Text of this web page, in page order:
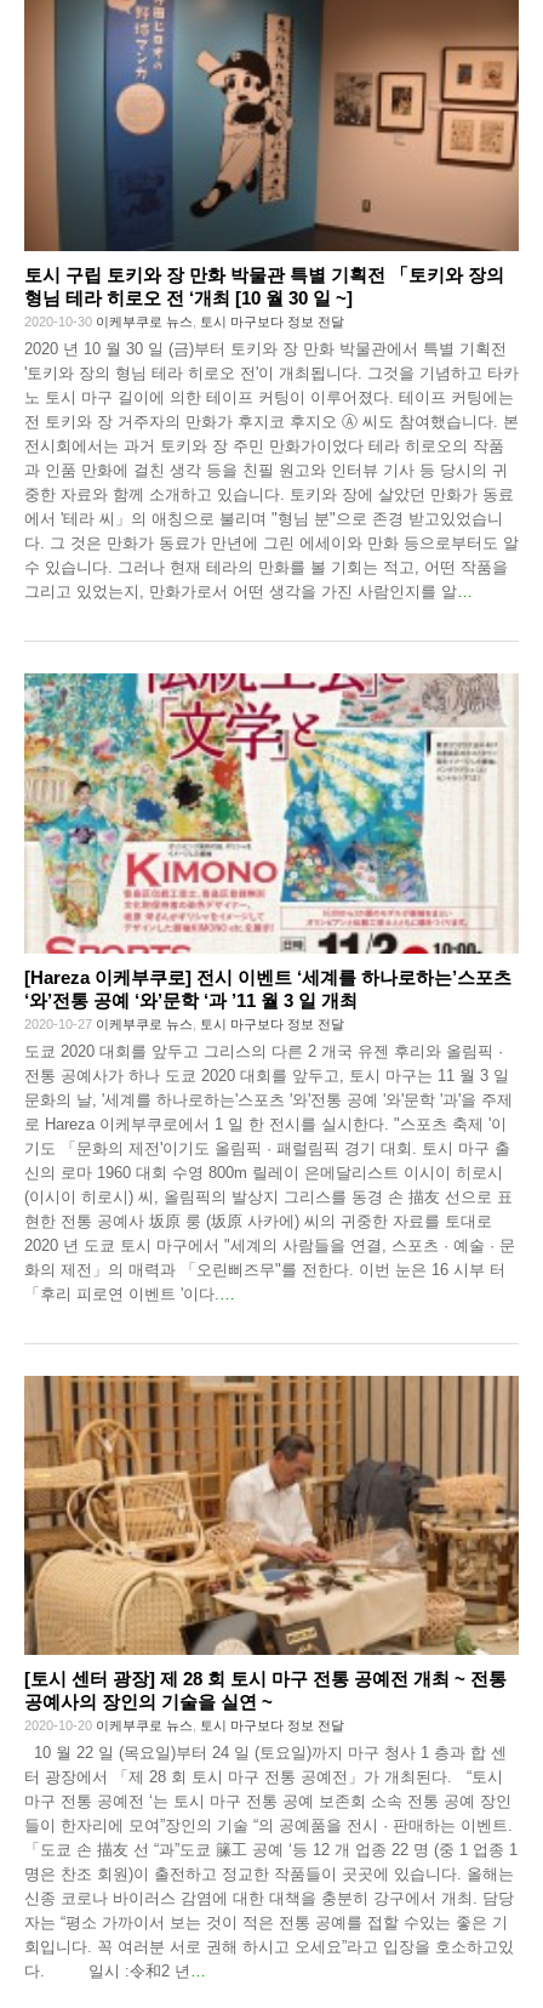
토시 구립 토키와 장 만화 박물관 특별 기획전 「토키와 장의
형님 테라 히로오 전 ‘개최 [10 월 30 일 ~]
2020-10-30 이케부쿠로 뉴스 토시 마구보다 정보 전달
2020 년 10 월 30 일 (금)부터 토키와 장 만화 박물관에서 특별 기획전
'토키와 장의 형님 테라 히로오 전'이 개최됩니다. 그것을 기념하고 타카
노 토시 마구 길이에 의한 테이프 커팅이 이루어졌다. 테이프 커팅에는
전 토키와 장 거주자의 만화가 후지코 후지오 Ⓐ 씨도 참여했습니다. 본
전시회에서는 과거 토키와 장 주민 만화가이었다 테라 히로오의 작품
과 인품 만화에 걸친 생각 등을 친필 원고와 인터뷰 기사 등 당시의 귀
중한 자료와 함께 소개하고 있습니다. 토키와 장에 살았던 만화가 동료
에서 '테라 씨」의 애칭으로 불리며 "형님 분"으로 존경 받고있었습니
다. 그 것은 만화가 동료가 만년에 그린 에세이와 만화 등으로부터도 알
수 있습니다. 그러나 현재 테라의 만화를 볼 기회는 적고, 어떤 작품을
그리고 있었는지, 만화가로서 어떤 생각을 가진 사람인지를 알
[Hareza 이케부쿠로] 전시 이벤트 ‘세계를 하나로하는’스포츠
‘와’전통 공예 ‘와’문학 ‘과 ’11 월 3 일 개최
2020-10-27 이케부쿠로 뉴스 토시 마구보다 정보 전달
도쿄 2020 대회를 앞두고 그리스의 다른 2 개국 유젠 후리와 올림픽 ·
전통 공예사가 하나 도쿄 2020 대회를 앞두고, 토시 마구는 11 월 3 일
문화의 날, '세계를 하나로하는'스포츠 '와'전통 공예 '와'문학 '과'을 주제
로 Hareza 이케부쿠로에서 1 일 한 전시를 실시한다. "스포츠 축제 '이
기도 「문화의 제전'이기도 올림픽 · 패럴림픽 경기 대회. 토시 마구 출
신의 로마 1960 대회 수영 800m 릴레이 은메달리스트 이시이 히로시
(이시이 히로시) 씨, 올림픽의 발상지 그리스를 동경 손 描友 선으로 표
현한 전통 공예사 坂原 룽 (坂原 사카에) 씨의 귀중한 자료를 토대로
2020 년 도쿄 토시 마구에서 "세계의 사람들을 연결, 스포츠 · 예술 · 문
화의 제전」의 매력과 「오린삐즈무"를 전한다. 이번 눈은 16 시부 터
「후리 피로연 이벤트 '이다.
[토시 센터 광장] 제 28 회 토시 마구 전통 공예전 개최 ~ 전통
공예사의 장인의 기술을 실연 ~
2020-10-20 이케부쿠로 뉴스 토시 마구보다 정보 전달
10 월 22 일 (목요일)부터 24 일 (토요일)까지 마구 청사 1 층과 합 센
터 광장에서 「제 28 회 토시 마구 전통 공예전」가 개최된다. “토시
마구 전통 공예전 ‘는 토시 마구 전통 공예 보존회 소속 전통 공예 장인
들이 한자리에 모여”장인의 기술 “의 공예품을 전시 · 판매하는 이벤트.
「도쿄 손 描友 선 “과”도쿄 籘工 공예 ‘등 12 개 업종 22 명 (중 1 업종 1
명은 찬조 회원)이 출전하고 정교한 작품들이 곳곳에 있습니다. 올해는
신종 코로나 바이러스 감염에 대한 대책을 충분히 강구에서 개최. 담당
자는 “평소 가까이서 보는 것이 적은 전통 공예를 접할 수있는 좋은 기
회입니다. 꼭 여러분 서로 권해 하시고 오세요”라고 입장을 호소하고있
다. 일시 :令和2 년 …